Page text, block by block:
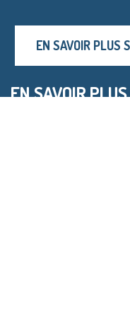
EN SAVOIR PLUS
EN SAVOIR